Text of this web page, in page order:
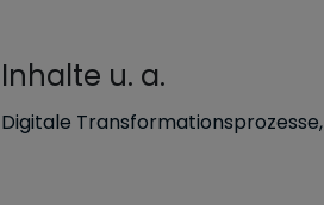
Inhalte u. a.
Digitale